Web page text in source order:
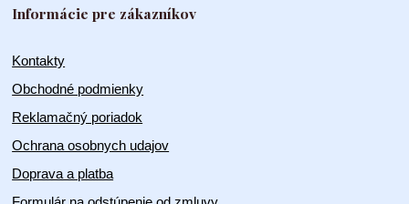
Informácie pre zákazníkov
Kontakty
Obchodné podmienky
Reklamačný poriadok
Ochrana osobnych udajov
Doprava a platba